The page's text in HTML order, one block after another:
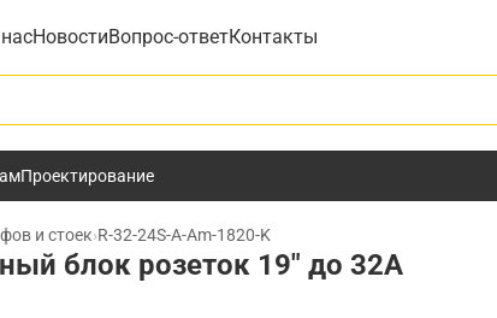
НовостиВопрос-ответКонтакты
Проектирование
и стоек›R-32-24S-A-Am-1820-K
блок розеток 19" до 32А